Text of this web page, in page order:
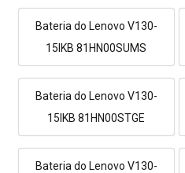
Bateria do Lenovo V130-
15IKB 81HN00SUMS
Bateria do Lenovo V130-
15IKB 81HN00STGE
Bateria do Lenovo V130-